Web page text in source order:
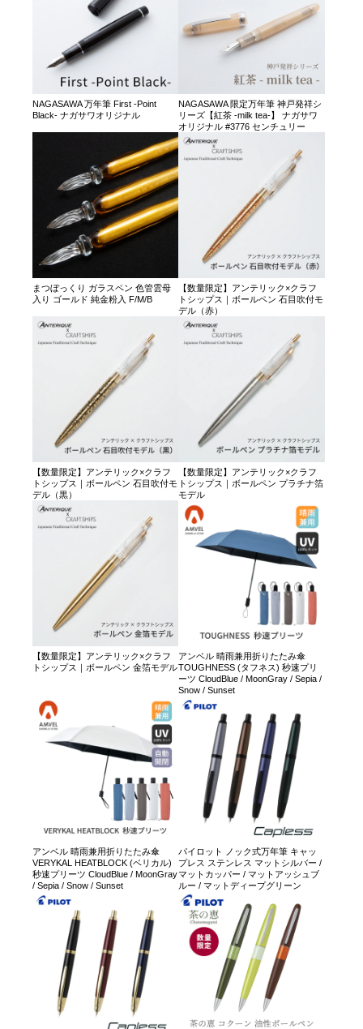
NAGASAWA 万年筆 First -Point
Black- ナガサワオリジナル
NAGASAWA 限定万年筆 神戸発祥シ
リーズ【紅茶 -milk tea-】 ナガサワ
オリジナル #3776 センチュリー
まつぼっくり ガラスペン 色管雲母
入り ゴールド 純金粉入 F/M/B
【数量限定】アンテリック×クラフ
トシップス｜ボールペン 石目吹付モ
デル（赤）
【数量限定】アンテリック×クラフ
トシップス｜ボールペン 石目吹付モ
デル（黒）
【数量限定】アンテリック×クラフ
トシップス｜ボールペン プラチナ箔
モデル
【数量限定】アンテリック×クラフ
トシップス｜ボールペン 金箔モデル
アンベル 晴雨兼用折りたたみ傘
TOUGHNESS (タフネス) 秒速プリ
ーツ CloudBlue / MoonGray / Sepia /
Snow / Sunset
アンベル 晴雨兼用折りたたみ傘
VERYKAL HEATBLOCK (ベリカル)
秒速プリーツ CloudBlue / MoonGray
/ Sepia / Snow / Sunset
パイロット ノック式万年筆 キャッ
プレス ステンレス マットシルバー /
マットカッパー / マットアッシュブ
ルー / マットディープグリーン